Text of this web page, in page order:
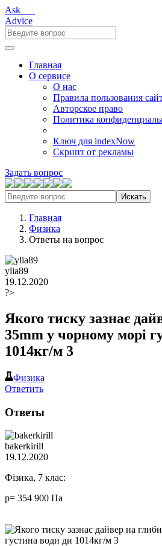
Ask___
Advice
Главная
О сервисе
О нас
Правила пользования
Авторское право
Политика
Ключ для indexNow
Скрипт от рекламы
Задать вопрос
Искать
Главная
Физика
Ответы на вопрос
ylia89
19.12.2020
?>
Якого тиску зазнає
35mm у чорному морі
1014кг/м 3
Физика
Ответить
Ответы
bakerkirill
19.12.2020
Фізика, 7 клас:
р= 354 900 Па